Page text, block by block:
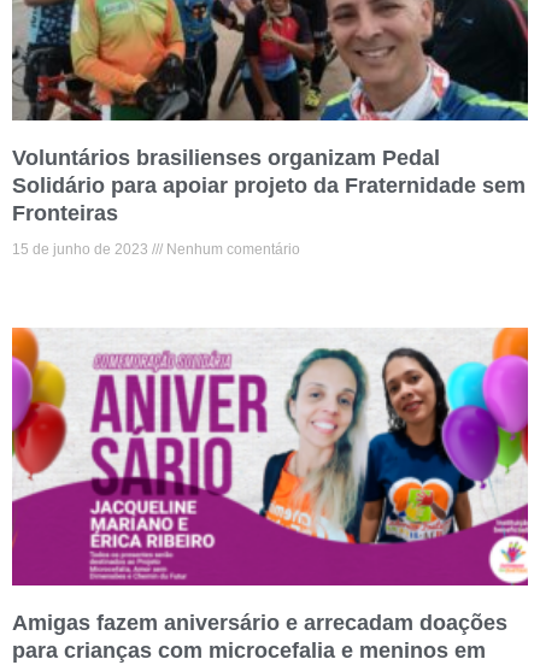
Voluntários brasilienses organizam Pedal
Solidário para apoiar projeto da Fraternidade sem
Fronteiras
15 de junho de 2023 Nenhum comentário
Amigas fazem aniversário e arrecadam doações
para crianças com microcefalia e meninos em